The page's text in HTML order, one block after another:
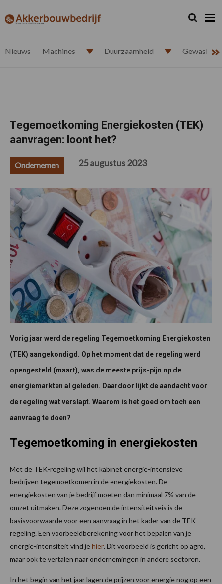
de
de
de
de
akkerbouwbedrijf.nl Zoeken...
Zoek
Nieuws Machines Duurzaamheid
Tegemoetkoming Energiekosten (TEK)
aanvragen: loont het?
Ondernemen 25 augustus 2023
Vorig jaar werd de regeling Tegemoetkoming Energiekosten
(TEK) aangekondigd. Op het moment dat de regeling werd
opengesteld (maart), was de meeste prijs-pijn op de
energiemarkten al geleden. Daardoor lijkt de aandacht voor
de regeling wat verslapt. Waarom is het goed om toch een
aanvraag te doen?
Tegemoetkoming in energiekosten
Met de TEK-regeling wil het kabinet energie-intensieve
bedrijven tegemoetkomen in de energiekosten. De
energiekosten van je bedrijf moeten dan minimaal 7% van de
omzet uitmaken. Deze zogenoemde intensiteitseis is de
basisvoorwaarde voor een aanvraag in het kader van de TEK-
regeling. Een voorbeeldberekening voor het bepalen van je
energie-intensiteit vind jehier. Dit voorbeeld is gericht op agro,
maar ook te vertalen naar ondernemingen in andere sectoren.
In het begin van het jaar lagen de prijzen voor energie nog op een